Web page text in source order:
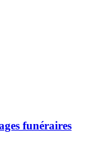
funéraires